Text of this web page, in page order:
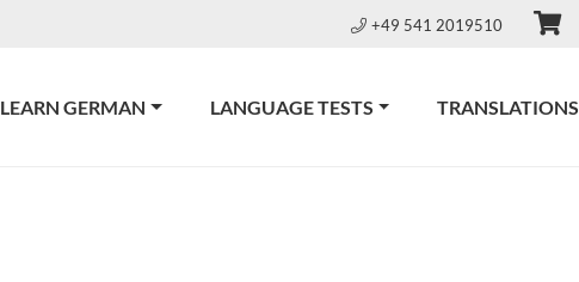
+49 541 2019510
LEARN GERMAN LANGUAGE TESTS TRANSLATIONS